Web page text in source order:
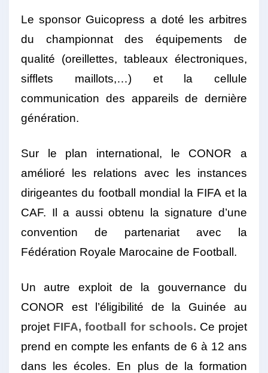
Le sponsor Guicopress a doté les arbitres
du championnat des équipements de
qualité (oreillettes, tableaux électroniques,
sifflets maillots,…) et la cellule
communication des appareils de dernière
génération.
Sur le plan international, le CONOR a
amélioré les relations avec les instances
dirigeantes du football mondial la FIFA et la
CAF. Il a aussi obtenu la signature d’une
convention de partenariat avec la
Fédération Royale Marocaine de Football.
Un autre exploit de la gouvernance du
CONOR est l’éligibilité de la Guinée au
projet FIFA, football for schools. Ce projet
prend en compte les enfants de 6 à 12 ans
dans les écoles. En plus de la formation